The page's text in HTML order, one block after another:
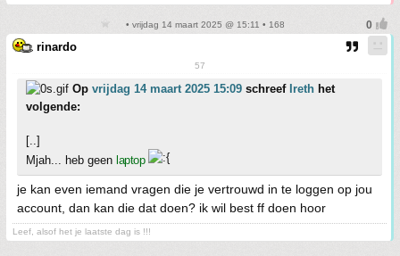
• vrijdag 14 maart 2025 @ 15:11 • 168
rinardo
57
Op vrijdag 14 maart 2025 15:09 schreef Ireth het
volgende:
[..]
Mjah... heb geen laptop
je kan even iemand vragen die je vertrouwd in te loggen op jou
account, dan kan die dat doen? ik wil best ff doen hoor
Leef, alsof het je laatste dag is !!!